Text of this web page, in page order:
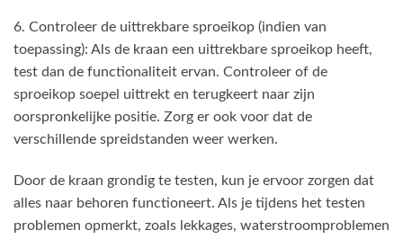
6. Controleer de uittrekbare sproeikop (indien van
toepassing): Als de kraan een uittrekbare sproeikop heeft,
test dan de functionaliteit ervan. Controleer of de
sproeikop soepel uittrekt en terugkeert naar zijn
oorspronkelijke positie. Zorg er ook voor dat de
verschillende spreidstanden weer werken.
Door de kraan grondig te testen, kun je ervoor zorgen dat
alles naar behoren functioneert. Als je tijdens het testen
problemen opmerkt, zoals lekkages, waterstroomproblemen